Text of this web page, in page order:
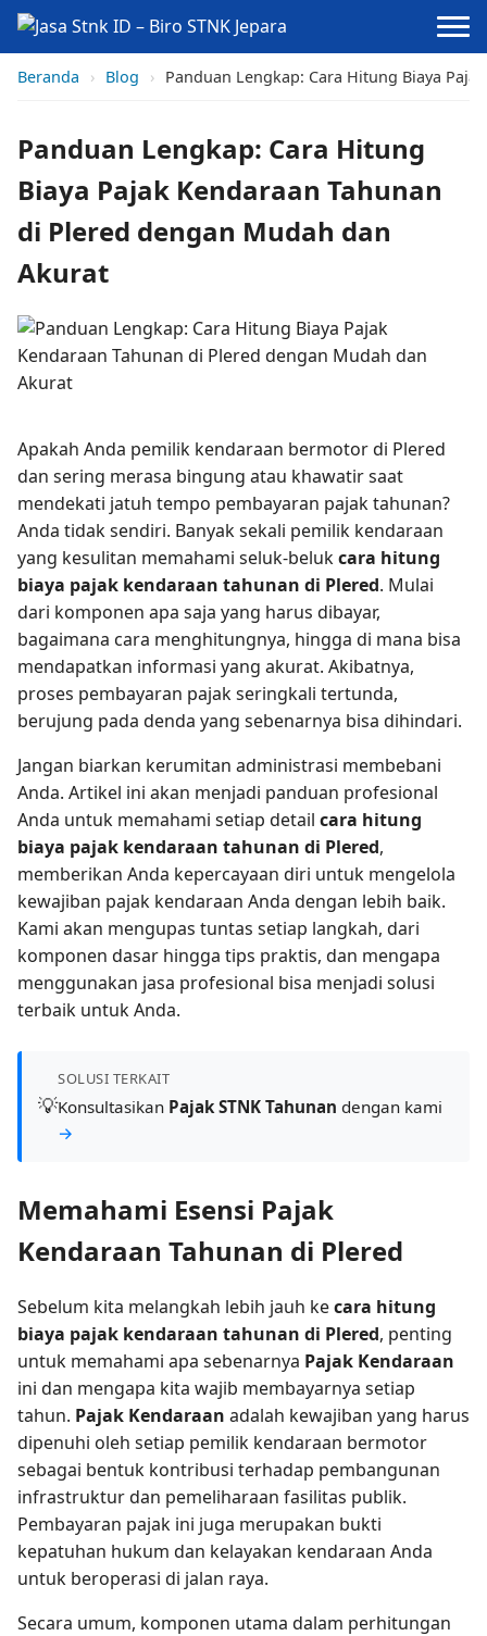
Beranda › Blog › Panduan Lengkap: Cara Hitung Biaya
Panduan Lengkap: Cara Hitung
Biaya Pajak Kendaraan Tahunan
di Plered dengan Mudah dan
Akurat
Apakah Anda pemilik kendaraan bermotor di Plered
dan sering merasa bingung atau khawatir saat
mendekati jatuh tempo pembayaran pajak tahunan?
Anda tidak sendiri. Banyak sekali pemilik kendaraan
yang kesulitan memahami seluk-belukcara hitung
biaya pajak kendaraan tahunan di Plered. Mulai
dari komponen apa saja yang harus dibayar,
bagaimana cara menghitungnya, hingga di mana bisa
mendapatkan informasi yang akurat. Akibatnya,
proses pembayaran pajak seringkali tertunda,
berujung pada denda yang sebenarnya bisa dihindari.
Jangan biarkan kerumitan administrasi membebani
Anda. Artikel ini akan menjadi panduan profesional
Anda untuk memahami setiap detail cara hitung
biaya pajak kendaraan tahunan di Plered,
memberikan Anda kepercayaan diri untuk mengelola
kewajiban pajak kendaraan Anda dengan lebih baik.
Kami akan mengupas tuntas setiap langkah, dari
komponen dasar hingga tips praktis, dan mengapa
menggunakan jasa profesional bisa menjadi solusi
terbaik untuk Anda.
💡
SOLUSI TERKAIT
Konsultasikan Pajak STNK Tahunan dengan kami
→
Memahami Esensi Pajak
Kendaraan Tahunan di Plered
Sebelum kita melangkah lebih jauh kecara hitung
biaya pajak kendaraan tahunan di Plered, penting
untuk memahami apa sebenarnya Pajak Kendaraan
ini dan mengapa kita wajib membayarnya setiap
tahun. Pajak Kendaraan adalah kewajiban yang harus
dipenuhi oleh setiap pemilik kendaraan bermotor
sebagai bentuk kontribusi terhadap pembangunan
infrastruktur dan pemeliharaan fasilitas publik.
Pembayaran pajak ini juga merupakan bukti
kepatuhan hukum dan kelayakan kendaraan Anda
untuk beroperasi di jalan raya.
Secara umum, komponen utama dalam perhitungan